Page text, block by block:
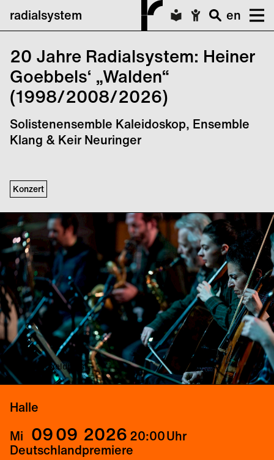
radialsystem en
20 Jahre Radialsystem: Heiner
Goebbels‘ „Walden“
(1998/2008/2026)
Solistenensemble Kaleidoskop, Ensemble
Klang & Keir Neuringer
Konzert
© Tessa Veldhorst
Halle
Mi 0909 2026 20:00Uhr
Deutschlandpremiere